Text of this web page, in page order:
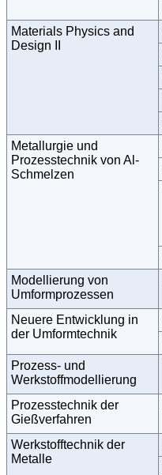
Materials Physics and
Design II
Metallurgie und
Prozesstechnik von Al-
Schmelzen
Modellierung von
Umformprozessen
Neuere Entwicklung in
der Umformtechnik
Prozess- und
Werkstoffmodellierung
Prozesstechnik der
Gießverfahren
Werkstofftechnik der
Metalle